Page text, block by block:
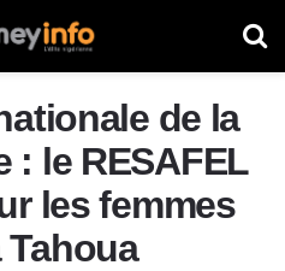
de la
: le RESAFEL
les femmes
Tahoua